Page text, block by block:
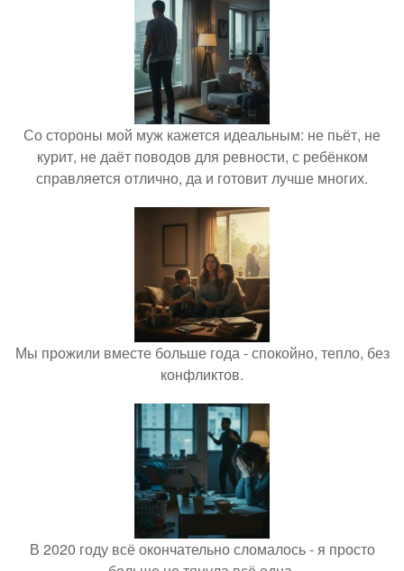
Со стороны мой муж кажется идеальным: не пьёт, не
курит, не даёт поводов для ревности, с ребёнком
справляется отлично, да и готовит лучше многих.
Мы прожили вместе больше года - спокойно, тепло, без
конфликтов.
В 2020 году всё окончательно сломалось - я просто